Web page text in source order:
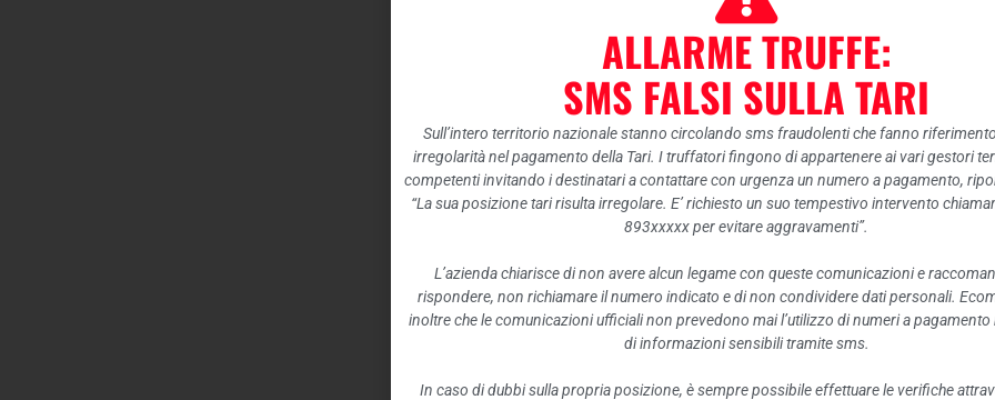
ALLARME TRUFFE:
SMS FALSI SULLA TARI
Sull’intero territorio nazionale stanno circolando sms fraudolenti che fanno
irregolarità nel pagamento della Tari. I truffatori fingono di appartenere ai vari gestori
competenti invitando i destinatari a contattare con urgenza un numero a pagamento,
“La sua posizione tari risulta irregolare. E’ richiesto un suo tempestivo intervento
893xxxxx per evitare aggravamenti”.
L’azienda chiarisce di non avere alcun legame con queste comunicazioni e
rispondere, non richiamare il numero indicato e di non condividere dati personali.
inoltre che le comunicazioni ufficiali non prevedono mai l’utilizzo di numeri a pagamento
di informazioni sensibili tramite sms.
In caso di dubbi sulla propria posizione, è sempre possibile effettuare le verifiche